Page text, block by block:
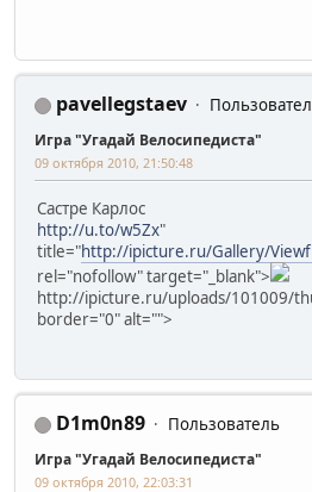
pavellegstaev
Игра "Угадай Велосипедиста"
09 октября 2010, 21:50:48
Састре Карлос
http://u.to/w5Zx"
title="http://ipicture.ru/Gallery/
rel="nofollow" target="_blank">
http://ipicture.ru/uploads/101009/
border="0" alt="">
D1m0n89 Пользователь
Игра "Угадай Велосипедиста"
09 октября 2010, 22:03:31